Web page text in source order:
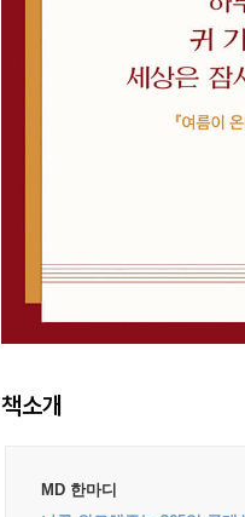
책소개
MD 한마디